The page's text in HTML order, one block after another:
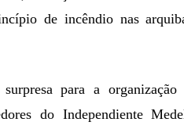
de incêndio nas
para a
do Independiente